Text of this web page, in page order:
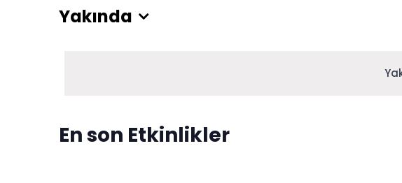
Yakında
En son Etkinlikler